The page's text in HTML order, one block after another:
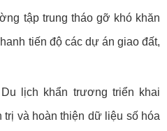
tập trung tháo gỡ khó khăn
tiến độ các dự án giao đất,
lịch khẩn trương triển khai
trị và hoàn thiện dữ liệu số hóa